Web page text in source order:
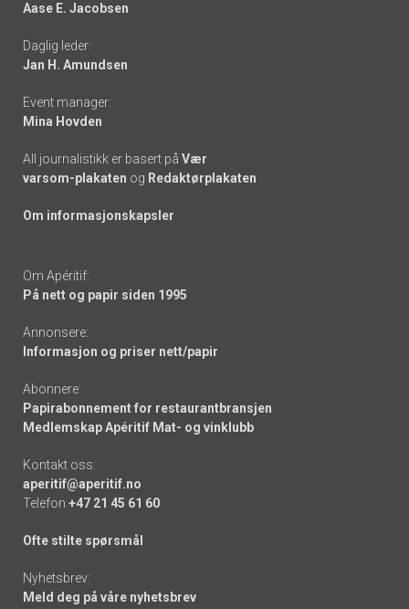
-
links
Aase E. Jacobsen
Daglig leder:
Jan H. Amundsen
Event manager:
Mina Hovden
All journalistikk er basert på Vær
varsom-plakaten og Redaktørplakaten
Om informasjonskapsler
Om Apéritif:
På nett og papir siden 1995
Annonsere:
Informasjon og priser nett/papir
Abonnere:
Papirabonnement for restaurantbransjen
Medlemskap Apéritif Mat- og vinklubb
Kontakt oss:
aperitif@aperitif.no
Telefon +47 21 45 61 60
Ofte stilte spørsmål
Nyhetsbrev:
Meld deg på våre nyhetsbrev